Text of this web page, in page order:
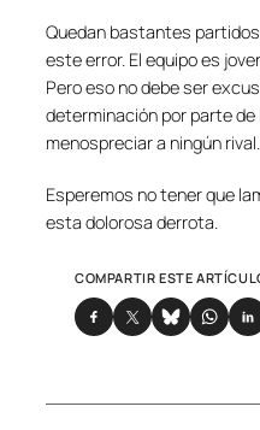
Quedan bastantes
este error. El equipo es
Pero eso no debe ser
determinación por parte de
menospreciar a ningún rival.
Esperemos no tener que
esta dolorosa derrota.
COMPARTIR ESTE